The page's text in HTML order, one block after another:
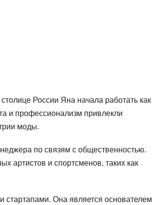
России Яна начала работать как
и профессионализм привлекли
моды.
по связям с общественностью.
артистов и спортсменов, таких как
стартапами. Она является основателем